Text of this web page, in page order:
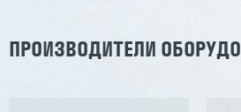
ПРОИЗВОДИТЕЛИ